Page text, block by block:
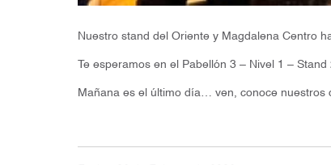
Nuestro stand del Oriente y Magdalena Centro
Te esperamos en el Pabellón 3 – Nivel 1 –
Mañana es el último día… ven, conoce nuestros